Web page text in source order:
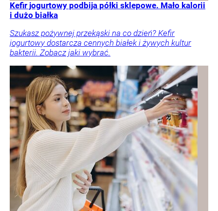
Kefir jogurtowy podbija półki sklepowe. Mało kalorii
i dużo białka
Szukasz pożywnej przekąski na co dzień? Kefir
jogurtowy dostarcza cennych białek i żywych kultur
bakterii. Zobacz jaki wybrać.